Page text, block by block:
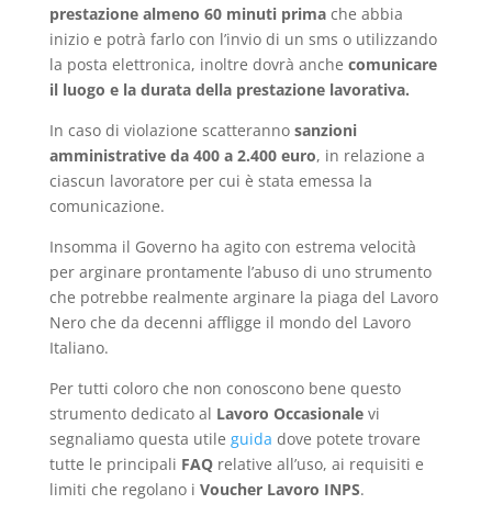
prestazione almeno 60 minuti primache abbia
inizio e potrà farlo con l’invio di un sms o utilizzando
la posta elettronica, inoltre dovrà anche comunicare
il luogo e la durata della prestazione lavorativa.
In caso di violazione scatterannosanzioni
amministrative da 400 a 2.400 euro, in relazione a
ciascun lavoratore per cui è stata emessa la
comunicazione.
Insomma il Governo ha agito con estrema velocità
per arginare prontamente l’abuso di uno strumento
che potrebbe realmente arginare la piaga del Lavoro
Nero che da decenni affligge il mondo del Lavoro
Italiano.
Per tutti coloro che non conoscono bene questo
strumento dedicato al Lavoro Occasionalevi
segnaliamo questa utile guida dove potete trovare
tutte le principali FAQrelative all’uso, ai requisiti e
limiti che regolano i Voucher Lavoro INPS.